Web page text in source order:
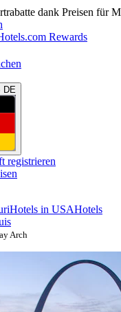
dank Preisen für
Rewards
DE
registrieren
Hotels in USAHotels
Arch